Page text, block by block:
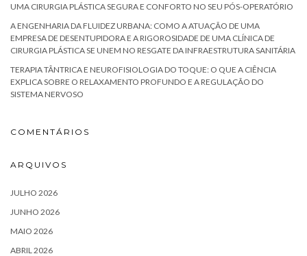
UMA CIRURGIA PLÁSTICA SEGURA E CONFORTO NO SEU PÓS-OPERATÓRIO
A ENGENHARIA DA FLUIDEZ URBANA: COMO A ATUAÇÃO DE UMA
EMPRESA DE DESENTUPIDORA E A RIGOROSIDADE DE UMA CLÍNICA DE
CIRURGIA PLÁSTICA SE UNEM NO RESGATE DA INFRAESTRUTURA SANITÁRIA
TERAPIA TÂNTRICA E NEUROFISIOLOGIA DO TOQUE: O QUE A CIÊNCIA
EXPLICA SOBRE O RELAXAMENTO PROFUNDO E A REGULAÇÃO DO
SISTEMA NERVOSO
COMENTÁRIOS
ARQUIVOS
JULHO 2026
JUNHO 2026
MAIO 2026
ABRIL 2026